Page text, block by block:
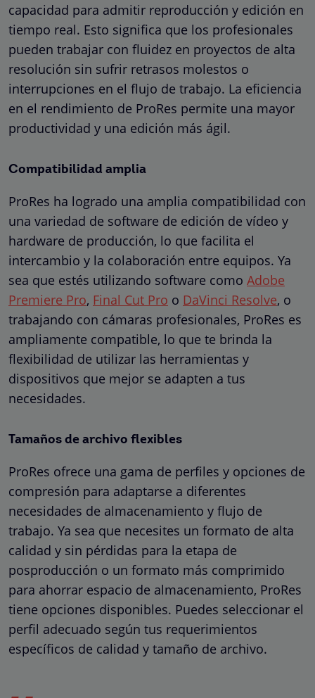
capacidad para admitir reproducción y edición en
tiempo real. Esto significa que los profesionales
pueden trabajar con fluidez en proyectos de alta
resolución sin sufrir retrasos molestos o
interrupciones en el flujo de trabajo. La eficiencia
en el rendimiento de ProRes permite una mayor
productividad y una edición más ágil.
Compatibilidad amplia
ProRes ha logrado una amplia compatibilidad con
una variedad de software de edición de vídeo y
hardware de producción, lo que facilita el
intercambio y la colaboración entre equipos. Ya
sea que estés utilizando software como Adobe
Premiere Pro, Final Cut Pro o DaVinci Resolve, o
trabajando con cámaras profesionales, ProRes es
ampliamente compatible, lo que te brinda la
flexibilidad de utilizar las herramientas y
dispositivos que mejor se adapten a tus
necesidades.
Tamaños de archivo flexibles
ProRes ofrece una gama de perfiles y opciones de
compresión para adaptarse a diferentes
necesidades de almacenamiento y flujo de
trabajo. Ya sea que necesites un formato de alta
calidad y sin pérdidas para la etapa de
posproducción o un formato más comprimido
para ahorrar espacio de almacenamiento, ProRes
tiene opciones disponibles. Puedes seleccionar el
perfil adecuado según tus requerimientos
específicos de calidad y tamaño de archivo.